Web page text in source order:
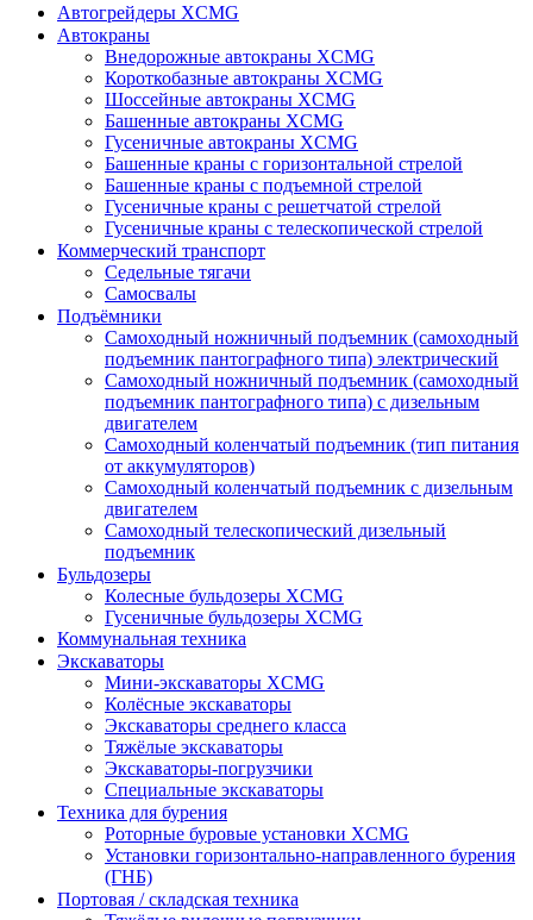
Автогрейдеры XCMG
Автокраны
Внедорожные автокраны XCMG
Короткобазные автокраны XCMG
Шоссейные автокраны XCMG
Башенные автокраны XCMG
Гусеничные автокраны XCMG
Башенные краны с горизонтальной стрелой
Башенные краны с подъемной стрелой
Гусеничные краны с решетчатой стрелой
Гусеничные краны с телескопической стрелой
Коммерческий транспорт
Седельные тягачи
Самосвалы
Подъёмники
Самоходный ножничный подъемник (самоходный
подъемник пантографного типа) электрический
Самоходный ножничный подъемник (самоходный
подъемник пантографного типа) с дизельным
двигателем
Самоходный коленчатый подъемник (тип питания
от аккумуляторов)
Самоходный коленчатый подъемник с дизельным
двигателем
Самоходный телескопический дизельный
подъемник
Бульдозеры
Колесные бульдозеры XCMG
Гусеничные бульдозеры XCMG
Коммунальная техника
Экскаваторы
Мини-экскаваторы XCMG
Колёсные экскаваторы
Экскаваторы среднего класса
Тяжёлые экскаваторы
Экскаваторы-погрузчики
Специальные экскаваторы
Техника для бурения
Роторные буровые установки XCMG
Установки горизонтально-направленного бурения
(ГНБ)
Портовая / складская техника